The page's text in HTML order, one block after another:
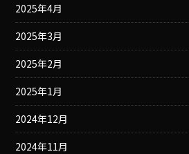
2025年4月
2025年3月
2025年2月
2025年1月
2024年12月
2024年11月